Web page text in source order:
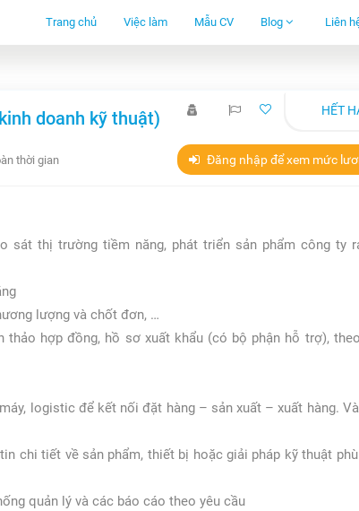
Trang chủ Việc làm Mẫu CV Blog Liên
doanh kỹ thuật) HẾT
thời gian Đăng nhập để xem mức
sát thị trường tiềm năng, phát triển sản phẩm công ty
lượng và chốt đơn, …
hợp đồng, hồ sơ xuất khẩu (có bộ phận hỗ trợ),
logistic để kết nối đặt hàng – sản xuất – xuất hàng.
chi tiết về sản phẩm, thiết bị hoặc giải pháp kỹ thuật
quản lý và các báo cáo theo yêu cầu